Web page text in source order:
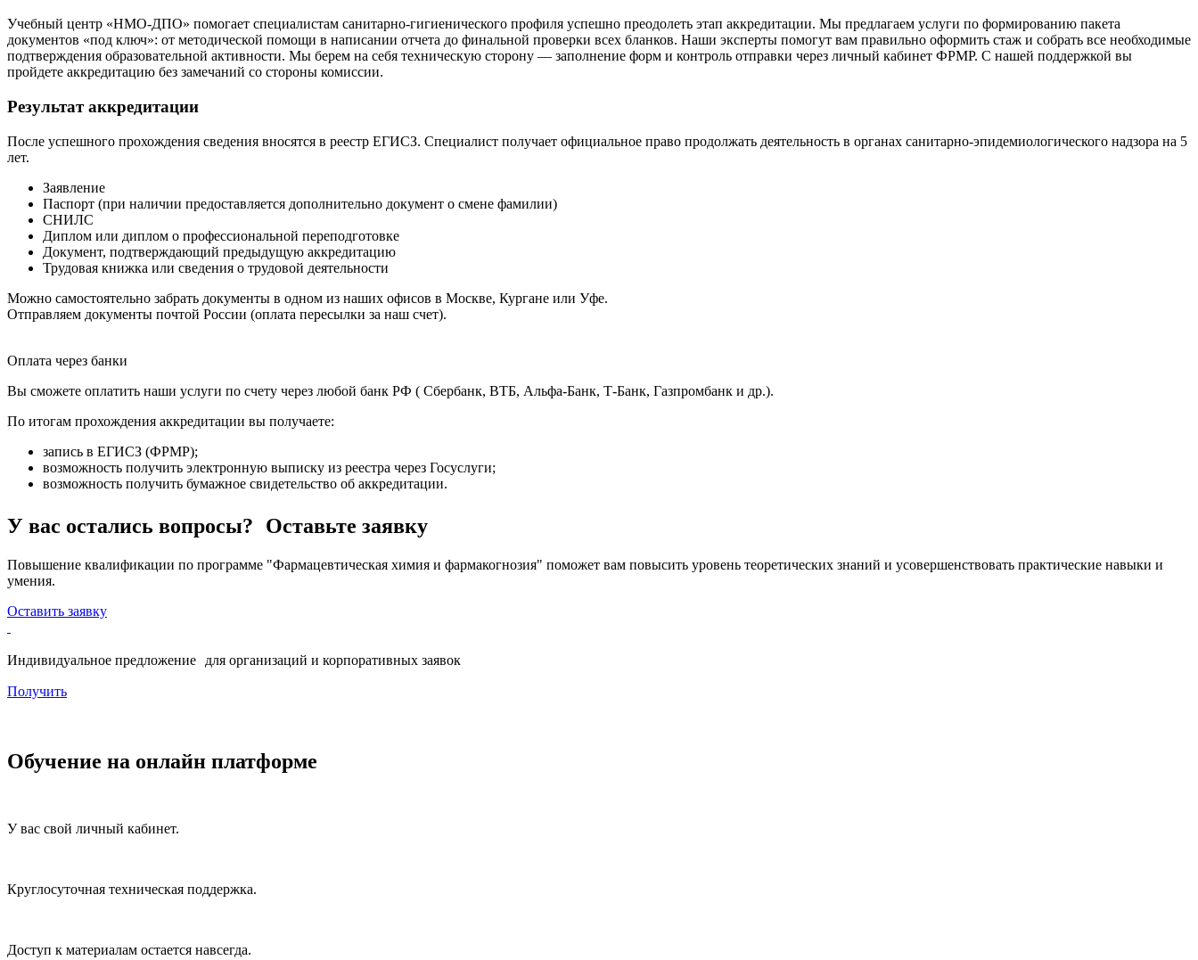
Учебный центр «НМО-ДПО» помогает специалистам санитарно-гигиенического профиля успешно преодолеть этап аккредитации. Мы предлагаем услуги по формированию пакета
документов «под ключ»: от методической помощи в написании отчета до финальной проверки всех бланков. Наши эксперты помогут вам правильно оформить стаж и собрать все необходимые
подтверждения образовательной активности. Мы берем на себя техническую сторону — заполнение форм и контроль отправки через личный кабинет ФРМР. С нашей поддержкой вы
пройдете аккредитацию без замечаний со стороны комиссии.
Результат аккредитации
После успешного прохождения сведения вносятся в реестр ЕГИСЗ. Специалист получает официальное право продолжать деятельность в органах санитарно-эпидемиологического надзора на 5
лет.
Заявление
Паспорт (при наличии предоставляется дополнительно документ о смене фамилии)
СНИЛС
Диплом или диплом о профессиональной переподготовке
Документ, подтверждающий предыдущую аккредитацию
Трудовая книжка или сведения о трудовой деятельности
Можно самостоятельно забрать документы в одном из наших офисов в Москве, Кургане или Уфе.
Отправляем документы почтой России (оплата пересылки за наш счет).
Оплата через банки
Вы сможете оплатить наши услуги по счету через любой банк РФ ( Сбербанк, ВТБ, Альфа-Банк, Т-Банк, Газпромбанк и др.).
По итогам прохождения аккредитации вы получаете:
запись в ЕГИСЗ (ФРМР);
возможность получить электронную выписку из реестра через Госуслуги;
возможность получить бумажное свидетельство об аккредитации.
У вас остались вопросы? Оставьте заявку
Повышение квалификации по программе "Фармацевтическая химия и фармакогнозия" поможет вам повысить уровень теоретических знаний и усовершенствовать практические навыки и
умения.
Оставить заявку
Индивидуальное предложение для организаций и корпоративных заявок
Получить
Обучение на онлайн платформе
У вас свой личный кабинет.
Круглосуточная техническая поддержка.
Доступ к материалам остается навсегда.